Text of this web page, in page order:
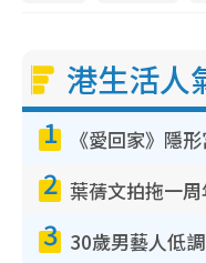
港生活人
1
2
3